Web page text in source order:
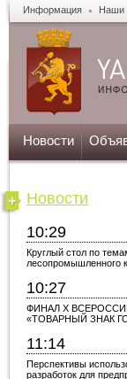
Информация Наши
Новости
Новости
10:29
Круглый стол по
лесопромышленного
10:27
ФИНАЛ X
«ТОВАРНЫЙ ЗНАК
11:14
Перспективы
разработок для